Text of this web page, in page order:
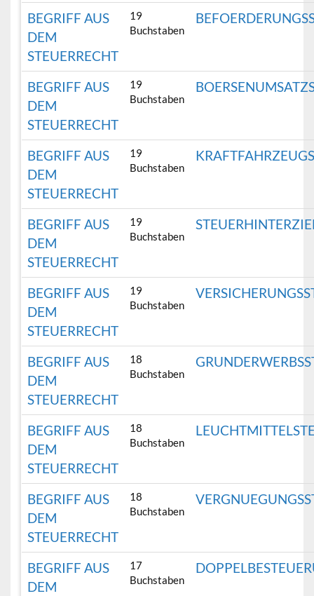
BEGRIFF AUS
DEM
STEUERRECHT
19
Buchstaben
BEGRIFF AUS
DEM
STEUERRECHT
19
Buchstaben
BEGRIFF AUS
DEM
STEUERRECHT
19
Buchstaben
BEGRIFF AUS
DEM
STEUERRECHT
19
Buchstaben
BEGRIFF AUS
DEM
STEUERRECHT
19
Buchstaben
BEGRIFF AUS
DEM
STEUERRECHT
18
Buchstaben
BEGRIFF AUS
DEM
STEUERRECHT
18
Buchstaben
BEGRIFF AUS
DEM
STEUERRECHT
18
Buchstaben
BEGRIFF AUS
DEM
17
Buchstaben